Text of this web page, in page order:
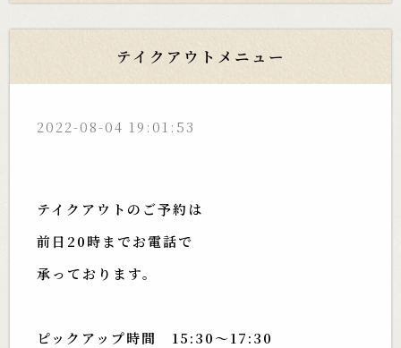
テイクアウトメニュー
2022-08-04 19:01:53
テイクアウトのご予約は
前日20時までお電話で
承っております。
ピックアップ時間 15:30〜17:30